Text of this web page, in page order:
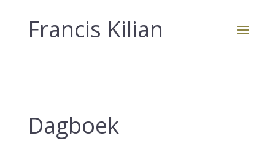
Francis Kilian
Dagboek